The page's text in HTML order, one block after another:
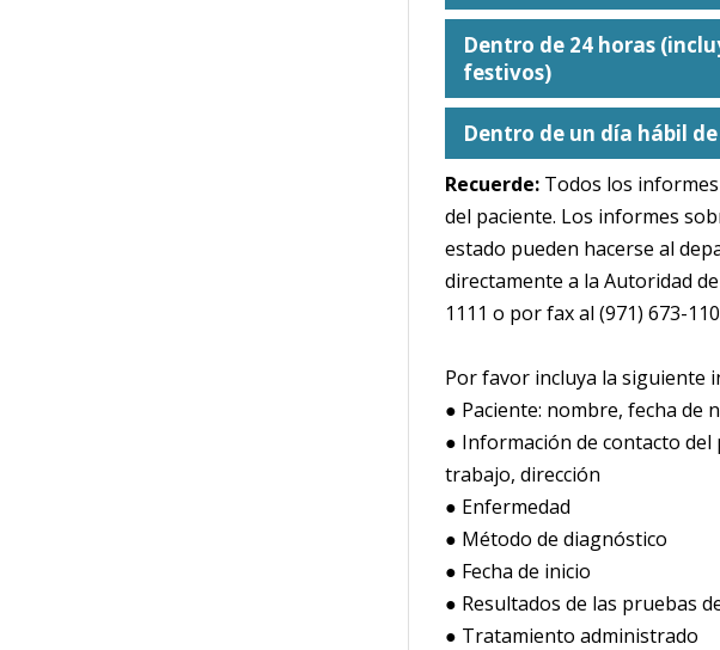
Dentro de 24 horas
festivos)
Dentro de un día hábil
Recuerde:Todos los informes
del paciente. Los informes
estado pueden hacerse al
directamente a la Autoridad
1111 o por fax al (971) 673-
Por favor incluya la siguiente
● Paciente: nombre, fecha de
● Información de contacto
trabajo, dirección
● Enfermedad
● Método de diagnóstico
● Fecha de inicio
● Resultados de las pruebas
● Tratamiento administrado